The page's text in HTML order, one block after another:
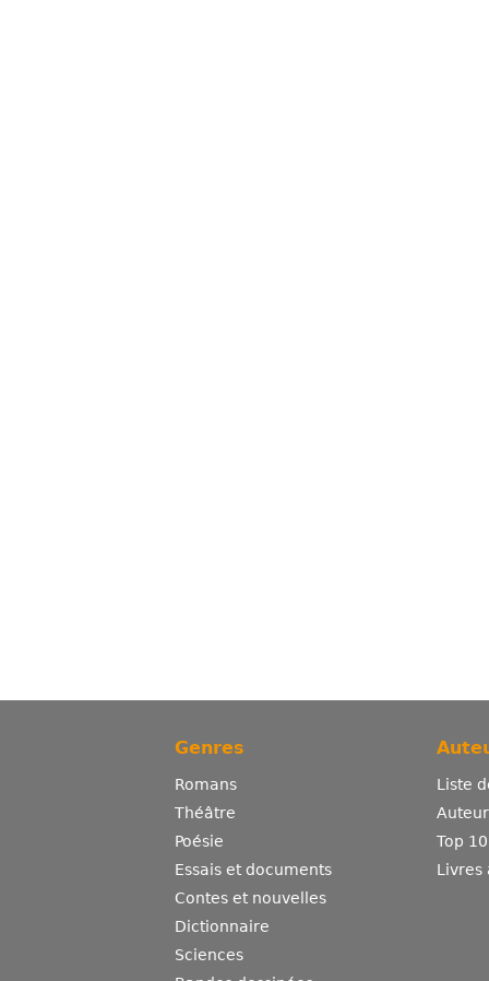
Genres
Romans
Théâtre
Poésie
Essais et documents
Contes et nouvelles
Dictionnaire
Sciences
Liste
Top
Livres